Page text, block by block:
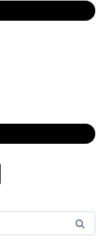
Prikaži više
Pretraži